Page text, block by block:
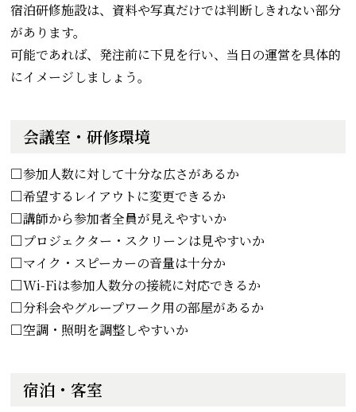
宿泊研修施設は、資料や写真だけでは判断しきれない部分
があります。
可能であれば、発注前に下見を行い、当日の運営を具体的
にイメージしましょう。
会議室・研修環境
□参加人数に対して十分な広さがあるか
□希望するレイアウトに変更できるか
□講師から参加者全員が見えやすいか
□プロジェクター・スクリーンは見やすいか
□マイク・スピーカーの音量は十分か
□Wi-Fiは参加人数分の接続に対応できるか
□分科会やグループワーク用の部屋があるか
□空調・照明を調整しやすいか
宿泊・客室